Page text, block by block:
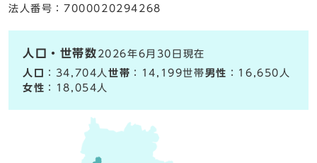
法人番号：7000020294268
人口・世帯数 2026年6月30日現在
人口
：34,704人世帯 ：14,199世帯男性 ：16,650人
女性 ：18,054人